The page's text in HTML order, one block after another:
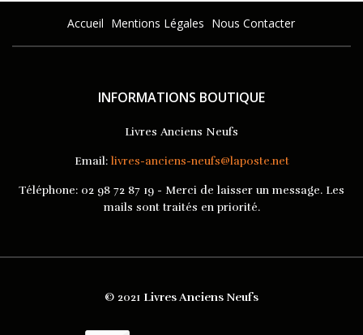
Accueil Mentions Légales Nous Contacter
INFORMATIONS BOUTIQUE
Livres Anciens Neufs
Email: livres-anciens-neufs@laposte.net
Téléphone: 02 98 72 87 19 - Merci de laisser un message. Les
mails sont traités en priorité.
© 2021 Livres Anciens Neufs